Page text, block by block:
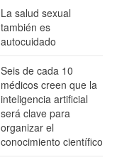
La salud sexual
también es
autocuidado
Seis de cada 10
médicos creen que la
inteligencia artificial
será clave para
organizar el
conocimiento científico